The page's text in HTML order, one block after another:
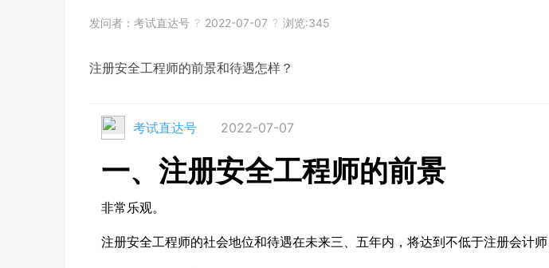
发问者： 考试直达号 ? 2022-07-07 ? 浏览:345
注册安全工程师的前景和待遇怎样？
考试直达号 2022-07-07
一、注册安全工程师的前景
非常乐观。
注册安全工程师的社会地位和待遇在未来三、五年内，将达到不低于注册会计师